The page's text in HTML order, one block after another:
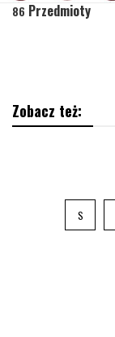
86 Przedmioty
Zobacz też:
S